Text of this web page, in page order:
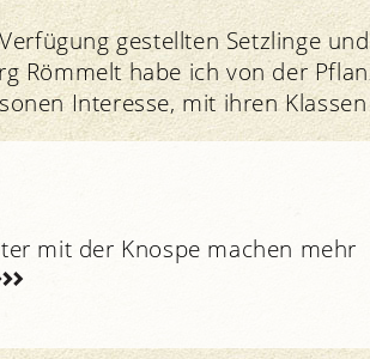
gestellten Setzlinge
Römmelt habe ich von der
Interesse, mit ihren
mit der Knospe machen mehr